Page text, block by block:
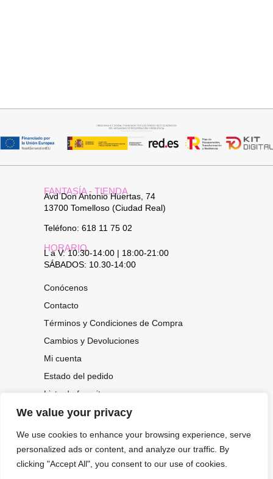
We value your privacy
We use cookies to enhance your browsing experience, serve
personalized ads or content, and analyze our traffic. By
clicking "Accept All", you consent to our use of cookies.
FANTASÍA - TIENDA
Avd Don Antonio Huertas, 74
13700 Tomelloso (Ciudad Real)
Teléfono: 618 11 75 02
HORARIO
L a V: 10:30-14:00 | 18:00-21:00
SÁBADOS: 10.30-14:00
Conócenos
Contacto
Términos y Condiciones de Compra
Cambios y Devoluciones
Mi cuenta
Estado del pedido
Lista de favoritos
CONOCE NUESTRAS NOVEDADES,
OFERTAS...